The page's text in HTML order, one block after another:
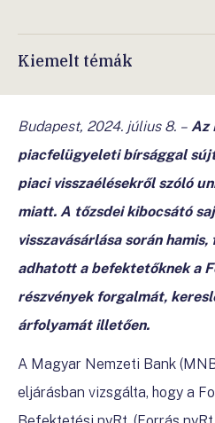
Kiemelt témák
Budapest, 2024. július 8. – Az
piacfelügyeleti bírsággal
piaci visszaélésekről szóló
miatt. A tőzsdei kibocsátó
visszavásárlása során
adhatott a befektetőknek a
részvények forgalmát,
árfolyamát illetően.
A Magyar Nemzeti Bank
eljárásban vizsgálta, hogy a